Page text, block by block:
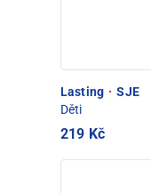
Lasting · SJE
Děti
219 Kč